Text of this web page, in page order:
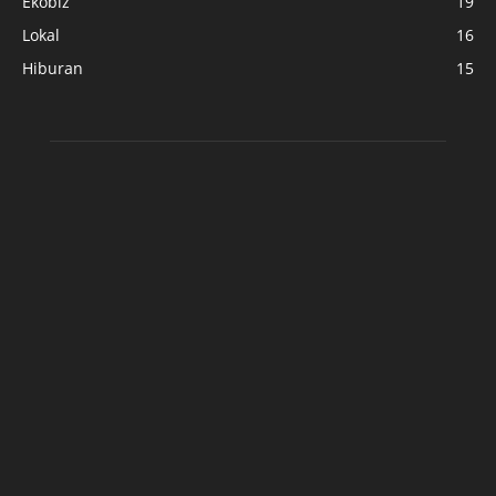
Lokal
16
Hiburan
15